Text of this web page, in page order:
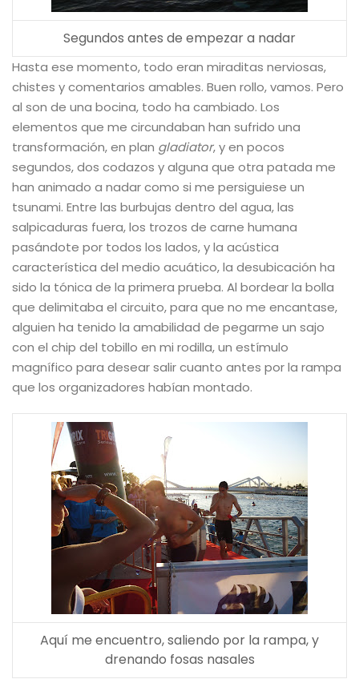
Segundos antes de empezar a nadar
Hasta ese momento, todo eran miraditas nerviosas,
chistes y comentarios amables. Buen rollo, vamos. Pero
al son de una bocina, todo ha cambiado. Los
elementos que me circundaban han sufrido una
transformación, en plan gladiator, y en pocos
segundos, dos codazos y alguna que otra patada me
han animado a nadar como si me persiguiese un
tsunami. Entre las burbujas dentro del agua, las
salpicaduras fuera, los trozos de carne humana
pasándote por todos los lados, y la acústica
característica del medio acuático, la desubicación ha
sido la tónica de la primera prueba. Al bordear la bolla
que delimitaba el circuito, para que no me encantase,
alguien ha tenido la amabilidad de pegarme un sajo
con el chip del tobillo en mi rodilla, un estímulo
magnífico para desear salir cuanto antes por la rampa
que los organizadores habían montado.
Aquí me encuentro, saliendo por la rampa, y
drenando fosas nasales